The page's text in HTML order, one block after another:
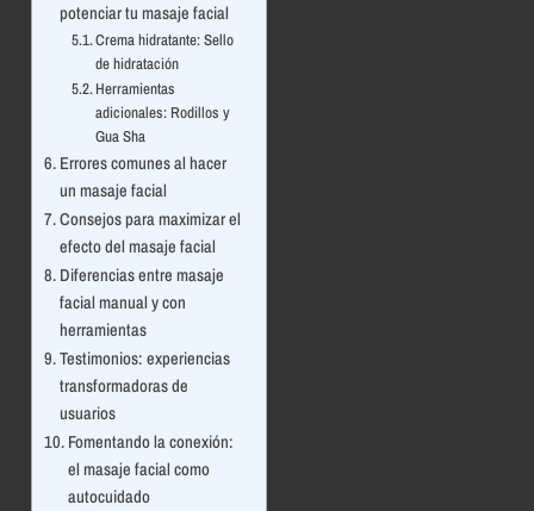
potenciar tu masaje facial
Crema hidratante: Sello
de hidratación
Herramientas
adicionales: Rodillos y
Gua Sha
Errores comunes al hacer
un masaje facial
Consejos para maximizar el
efecto del masaje facial
Diferencias entre masaje
facial manual y con
herramientas
Testimonios: experiencias
transformadoras de
usuarios
Fomentando la conexión:
el masaje facial como
autocuidado